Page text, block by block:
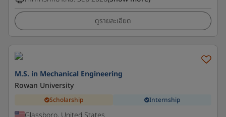
ดูรายละเอียด
M.S. in Mechanical Engineering
Rowan University
Scholarship Internship